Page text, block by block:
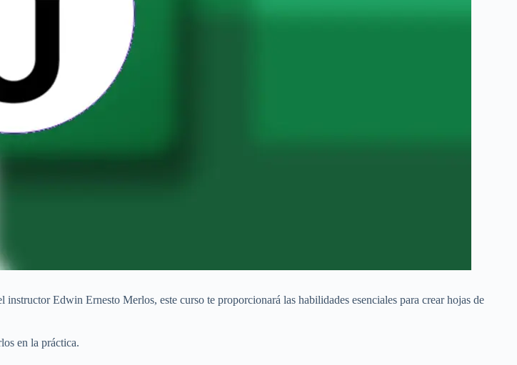
Edwin Ernesto Merlos, este curso te proporcionará las habilidades esenciales para crear hojas de
en la práctica.